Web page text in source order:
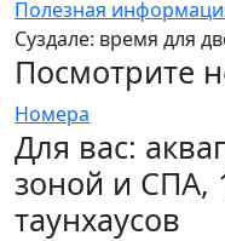
Полезная
Суздале: время для
Посмотрите
Номера
Для вас:
зоной и СПА,
таунхаусов